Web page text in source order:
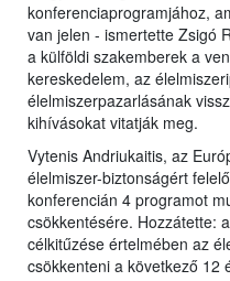
konferenciaprogramjához,
van jelen - ismertette Zsigó
a külföldi szakemberek a
kereskedelem, az
élelmiszerpazarlásának
kihívásokat vitatják meg.
Vytenis Andriukaitis, az
élelmiszer-biztonságért
konferencián 4 programot
csökkentésére. Hozzátette:
célkitűzése értelmében az
csökkenteni a következő 12